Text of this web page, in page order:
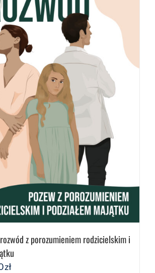
z porozumieniem rodzicielskim i
złAktualna